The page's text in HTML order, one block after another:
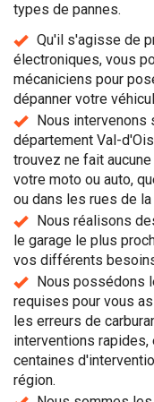
types de pannes.
Qu'il s'agisse de
électroniques, vous
mécaniciens pour
dépanner votre
Nous
département Val-
trouvez ne fait
votre moto ou auto,
ou dans les rues de la
Nous réalisons
le garage le plus
vos différents
Nous possédons
requises pour vous
les erreurs de
interventions
centaines
région.